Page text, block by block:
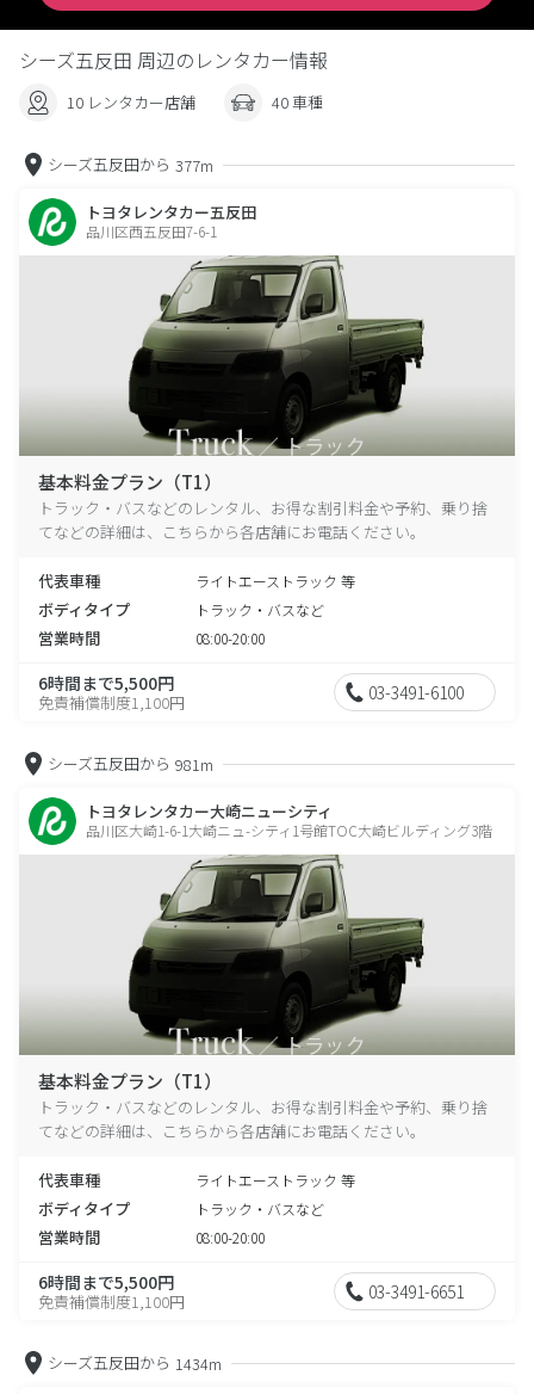
シーズ五反田 周辺のレンタカー情報
10 レンタカー店舗 40 車種
シーズ五反田から 377m
トヨタレンタカー五反田
品川区西五反田7-6-1
基本料金プラン（T1）
トラック・バスなどのレンタル、お得な割引料金や予約、乗り捨
てなどの詳細は、こちらから各店舗にお電話ください。
代表車種 ライトエーストラック 等
ボディタイプ トラック・バスなど
営業時間 08:00-20:00
6時間まで5,500円
免責補償制度1,100円 03-3491-6100
シーズ五反田から 981m
トヨタレンタカー大崎ニューシティ
品川区大崎1-6-1大崎ニュ-シティ1号館TOC大崎ビルディング3階
基本料金プラン（T1）
トラック・バスなどのレンタル、お得な割引料金や予約、乗り捨
てなどの詳細は、こちらから各店舗にお電話ください。
代表車種 ライトエーストラック 等
ボディタイプ トラック・バスなど
営業時間 08:00-20:00
6時間まで5,500円
免責補償制度1,100円 03-3491-6651
シーズ五反田から 1434m